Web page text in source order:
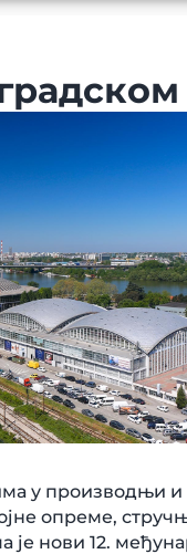
у производњи и
опреме,
нови 12.